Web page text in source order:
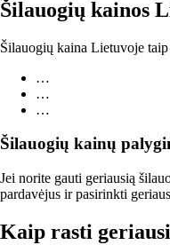
Šilauogių kainos
Šilauogių kaina Lietuvoje
…
…
…
Šilauogių kainų
Jei norite gauti geriausią
pardavėjus ir pasirinkti
Kaip rasti